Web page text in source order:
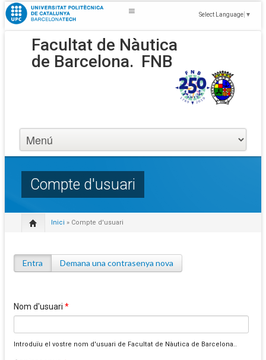
Select Language ▼
Facultat de Nàutica
de Barcelona. FNB
Compte d'usuari
Inici » Compte d'usuari
Pestanyes primàries
Entra (pestanya activa)
Demana una contrasenya nova
Nom d'usuari *
Introduïu el vostre nom d'usuari de Facultat de Nàutica de Barcelona..